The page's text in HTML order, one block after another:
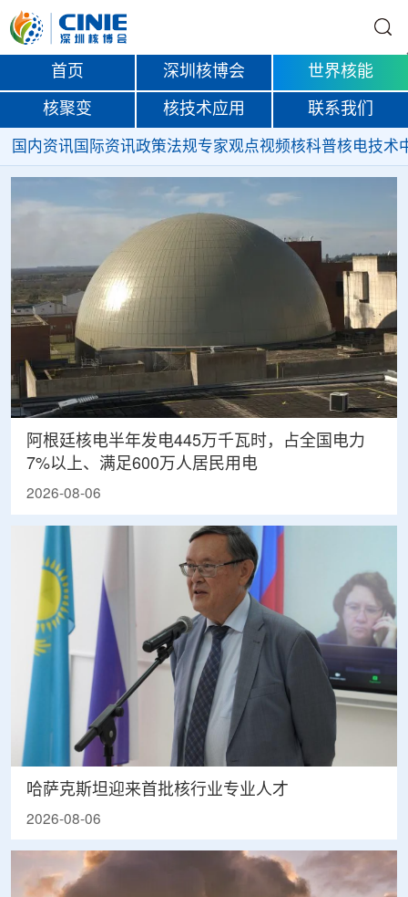
首页 深圳核博会 世界核能
核聚变 核技术应用 联系我们
国内资讯 国际资讯政策法规专家观点视频核科普核电技术
阿根廷核电半年发电445万千瓦时，占全国电力
7%以上、满足600万人居民用电
2026-08-06
哈萨克斯坦迎来首批核行业专业人才
2026-08-06